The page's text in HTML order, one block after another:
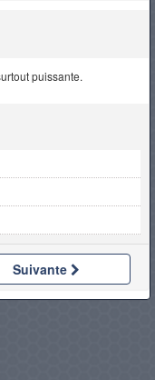
puissante.
Suivante